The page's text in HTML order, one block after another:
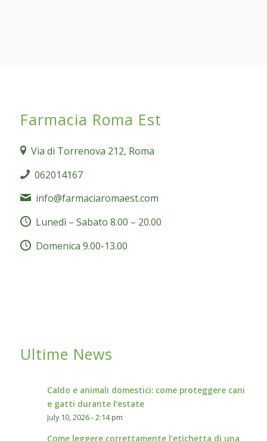
Farmacia Roma Est
Via di Torrenova 212, Roma
062014167
info@farmaciaromaest.com
Lunedì – Sabato 8.00 – 20.00
Domenica 9.00-13.00
Ultime News
Caldo e animali domestici: come proteggere cani
e gatti durante l’estate
July 10, 2026 - 2:14 pm
Come leggere correttamente l’etichetta di una